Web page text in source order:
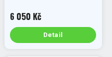
6 050 Kč
Detail